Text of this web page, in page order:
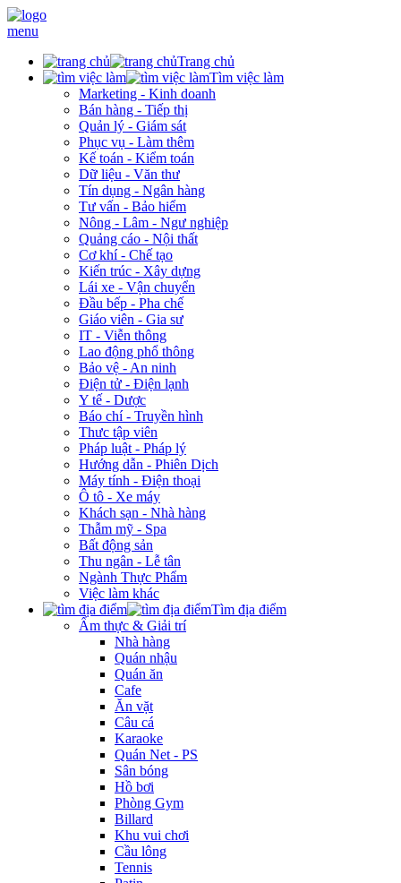
menu
Trang chủ
Tìm việc làm
Marketing - Kinh doanh
Bán hàng - Tiếp thị
Quản lý - Giám sát
Phục vụ - Làm thêm
Kế toán - Kiểm toán
Dữ liệu - Văn thư
Tín dụng - Ngân hàng
Tư vấn - Bảo hiểm
Nông - Lâm - Ngư nghiệp
Quảng cáo - Nội thất
Cơ khí - Chế tạo
Kiến trúc - Xây dựng
Lái xe - Vận chuyển
Đầu bếp - Pha chế
Giáo viên - Gia sư
IT - Viễn thông
Lao động phổ thông
Bảo vệ - An ninh
Điện tử - Điện lạnh
Y tế - Dược
Báo chí - Truyền hình
Thưc tập viên
Pháp luật - Pháp lý
Hướng dẫn - Phiên Dịch
Máy tính - Điện thoại
Ô tô - Xe máy
Khách sạn - Nhà hàng
Thẫm mỹ - Spa
Bất động sản
Thu ngân - Lễ tân
Ngành Thực Phẩm
Việc làm khác
Tìm địa điểm
Ẩm thực & Giải trí
Nhà hàng
Quán nhậu
Quán ăn
Cafe
Ăn vặt
Câu cá
Karaoke
Quán Net - PS
Sân bóng
Hồ bơi
Phòng Gym
Billard
Khu vui chơi
Cầu lông
Tennis